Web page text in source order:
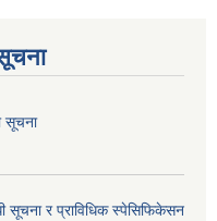
सूचना
सूचना र प्राविधिक स्पेसिफिकेसन